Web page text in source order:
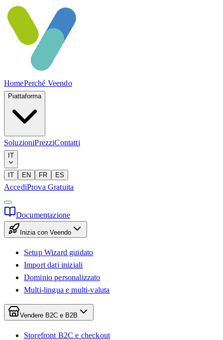
HomePerché Veendo
Piattaforma
SoluzioniPrezziContatti
IT
IT EN FR ES
AccediProva Gratuita
Documentazione
Inizia con Veendo
Setup Wizard guidato
Import dati iniziali
Dominio personalizzato
Multi-lingua e multi-valuta
Vendere B2C e B2B
Storefront B2C e checkout